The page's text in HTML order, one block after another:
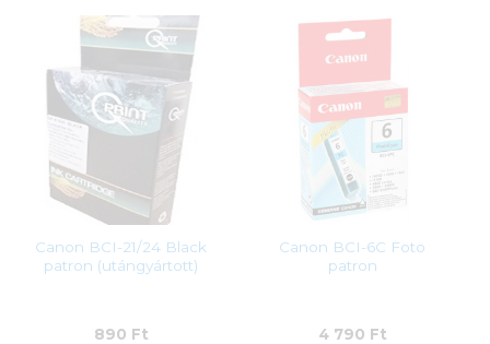
Canon BCI-21/24 Black
patron (utángyártott)
890 Ft
Canon BCI-6C Foto
patron
4 790 Ft